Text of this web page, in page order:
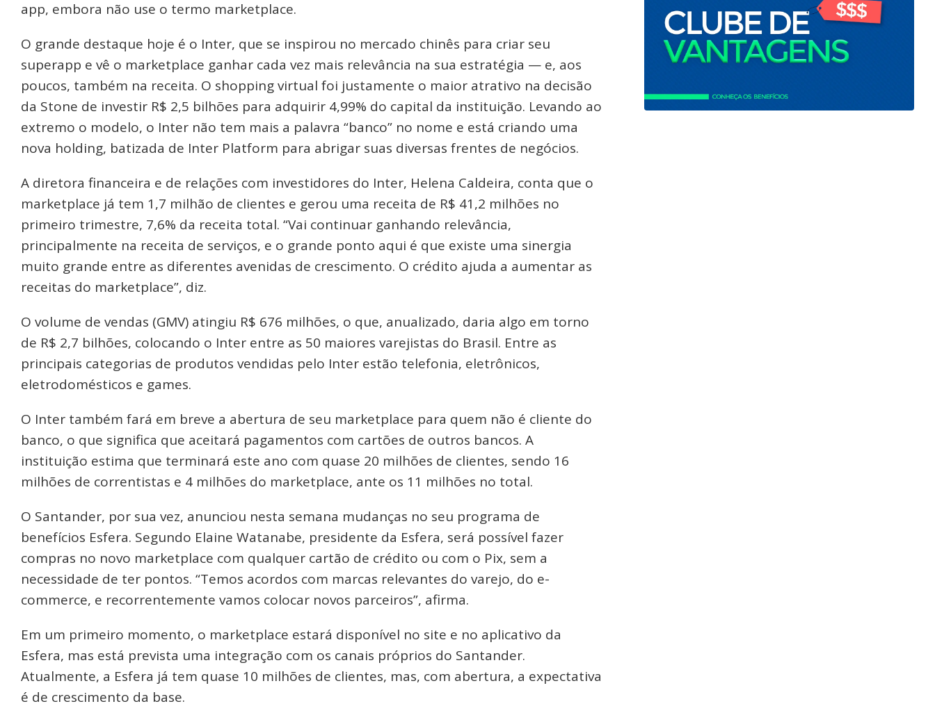
app, embora não use o termo marketplace.
O grande destaque hoje é o Inter, que se inspirou no mercado chinês para criar seu
superapp e vê o marketplace ganhar cada vez mais relevância na sua estratégia — e, aos
poucos, também na receita. O shopping virtual foi justamente o maior atrativo na decisão
da Stone de investir R$ 2,5 bilhões para adquirir 4,99% do capital da instituição. Levando ao
extremo o modelo, o Inter não tem mais a palavra “banco” no nome e está criando uma
nova holding, batizada de Inter Platform para abrigar suas diversas frentes de negócios.
A diretora financeira e de relações com investidores do Inter, Helena Caldeira, conta que o
marketplace já tem 1,7 milhão de clientes e gerou uma receita de R$ 41,2 milhões no
primeiro trimestre, 7,6% da receita total. “Vai continuar ganhando relevância,
principalmente na receita de serviços, e o grande ponto aqui é que existe uma sinergia
muito grande entre as diferentes avenidas de crescimento. O crédito ajuda a aumentar as
receitas do marketplace”, diz.
O volume de vendas (GMV) atingiu R$ 676 milhões, o que, anualizado, daria algo em torno
de R$ 2,7 bilhões, colocando o Inter entre as 50 maiores varejistas do Brasil. Entre as
principais categorias de produtos vendidas pelo Inter estão telefonia, eletrônicos,
eletrodomésticos e games.
O Inter também fará em breve a abertura de seu marketplace para quem não é cliente do
banco, o que significa que aceitará pagamentos com cartões de outros bancos. A
instituição estima que terminará este ano com quase 20 milhões de clientes, sendo 16
milhões de correntistas e 4 milhões do marketplace, ante os 11 milhões no total.
O Santander, por sua vez, anunciou nesta semana mudanças no seu programa de
benefícios Esfera. Segundo Elaine Watanabe, presidente da Esfera, será possível fazer
compras no novo marketplace com qualquer cartão de crédito ou com o Pix, sem a
necessidade de ter pontos. “Temos acordos com marcas relevantes do varejo, do e-
commerce, e recorrentemente vamos colocar novos parceiros”, afirma.
Em um primeiro momento, o marketplace estará disponível no site e no aplicativo da
Esfera, mas está prevista uma integração com os canais próprios do Santander.
Atualmente, a Esfera já tem quase 10 milhões de clientes, mas, com abertura, a expectativa
é de crescimento da base.